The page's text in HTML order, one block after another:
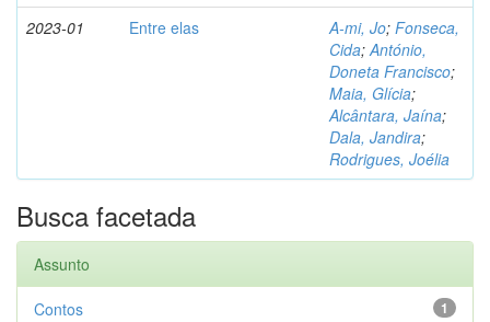
2023-01 Entre elas A-mi, Jo; Fonseca,
Cida;António,
Doneta Francisco;
Maia, Glícia;
Alcântara, Jaína;
Dala, Jandira;
Rodrigues, Joélia
Busca facetada
Assunto
1
Contos